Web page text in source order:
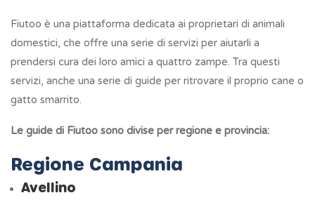
Fiutoo è una piattaforma dedicata ai proprietari di animali
domestici, che offre una serie di servizi per aiutarli a
prendersi cura dei loro amici a quattro zampe. Tra questi
servizi, anche una serie di guide per ritrovare il proprio cane o
gatto smarrito.
Le guide di Fiutoo sono divise per regione e provincia:
Regione Campania
Avellino